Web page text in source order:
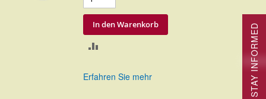
In den Warenkorb
Erfahren Sie mehr STAY INFORMED